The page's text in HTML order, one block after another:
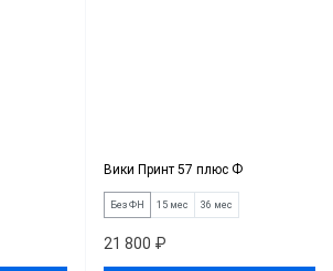
Вики Принт 57 плюс Ф
Без ФН 15 мес 36 мес
21 800 ₽